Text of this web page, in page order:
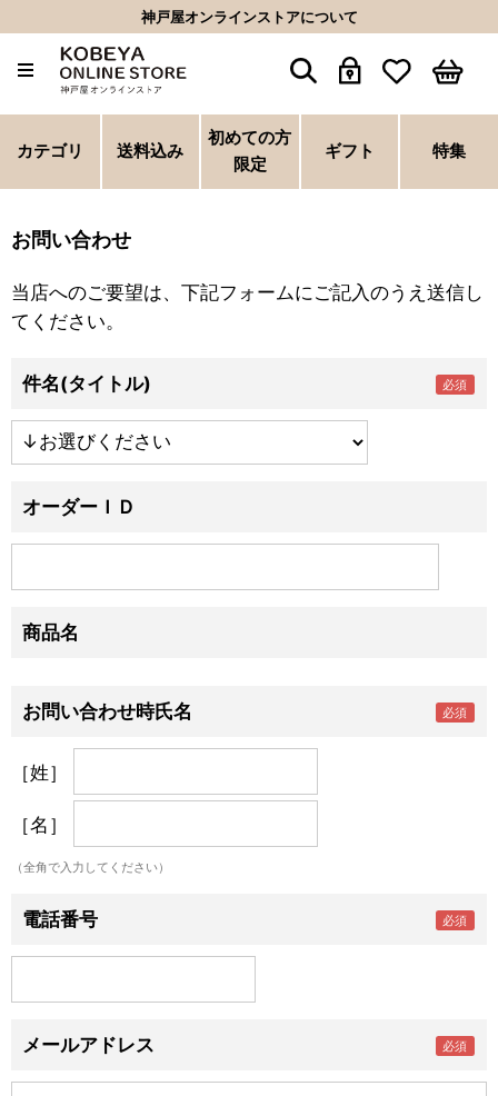
神戸屋オンラインストアについて
カテゴリ 送料込み
初めての方
限定
ギフト 特集
お問い合わせ
当店へのご要望は、下記フォームにご記入のうえ送信し
てください。
件名(タイトル)
オーダーＩＤ
商品名
お問い合わせ時氏名
［姓］
［名］
（全角で入力してください）
電話番号
メールアドレス